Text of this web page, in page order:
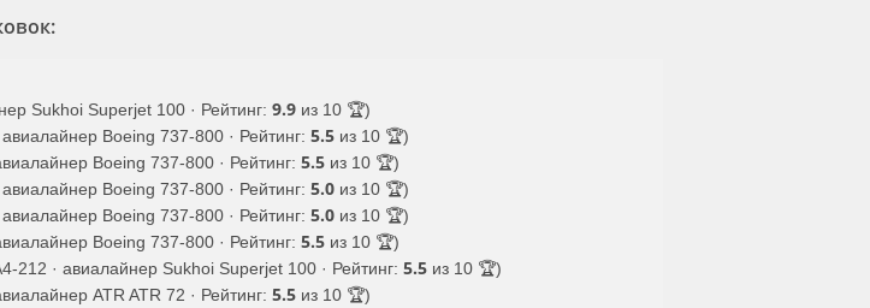
Sukhoi Superjet 100 · Рейтинг: 9.9 из 10 🏆)
Boeing 737-800 · Рейтинг: 5.5 из 10 🏆)
Boeing 737-800 · Рейтинг: 5.5 из 10 🏆)
Boeing 737-800 · Рейтинг: 5.0 из 10 🏆)
Boeing 737-800 · Рейтинг: 5.0 из 10 🏆)
Boeing 737-800 · Рейтинг: 5.5 из 10 🏆)
212 · авиалайнер Sukhoi Superjet 100 · Рейтинг: 5.5 из 10 🏆)
ATR ATR 72 · Рейтинг: 5.5 из 10 🏆)